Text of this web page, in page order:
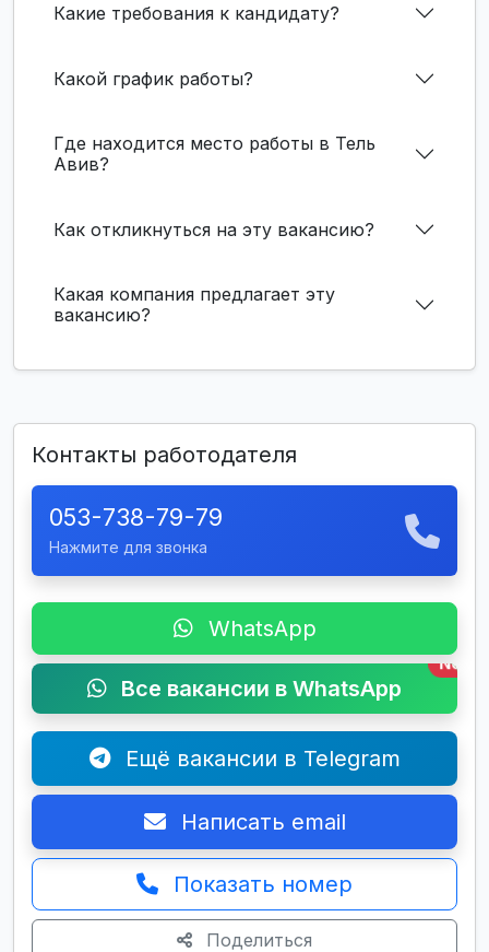
Какие требования к кандидату?
Какой график работы?
Где находится место работы в Тель
Авив?
Как откликнуться на эту вакансию?
Какая компания предлагает эту
вакансию?
Контакты работодателя
053-738-79-79
Нажмите для звонка
WhatsApp
Все вакансии в WhatsApp
New
Ещё вакансии в Telegram
Написать email
Показать номер
Поделиться